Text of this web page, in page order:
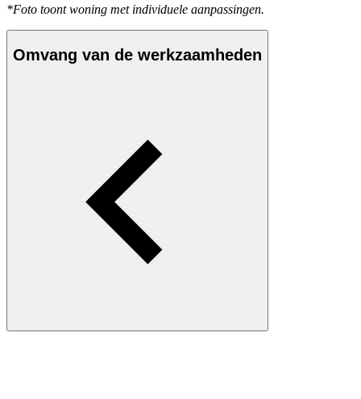
*Foto toont woning met individuele aanpassingen.
Omvang van de werkzaamheden